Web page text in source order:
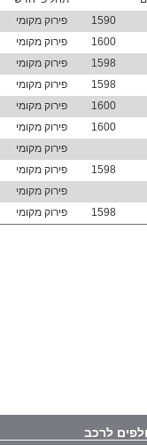
1590 פירוק מקומי
1600 פירוק מקומי
1598 פירוק מקומי
1598 פירוק מקומי
1600 פירוק מקומי
1600 פירוק מקומי
פירוק מקומי
1598 פירוק מקומי
פירוק מקומי
1598 פירוק מקומי
לרכב